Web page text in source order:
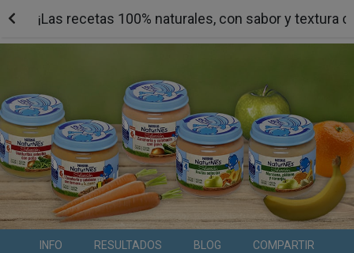
¡Las recetas 100% naturales, con sabor y textura
INFO RESULTADOS BLOG COMPARTIR